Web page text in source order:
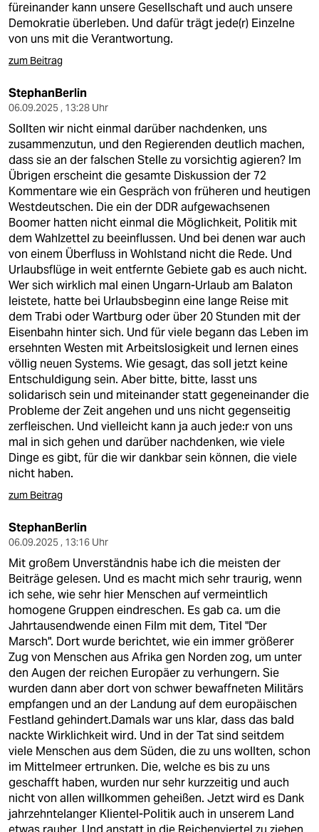
füreinander kann unsere Gesellschaft und auch unsere
Demokratie überleben. Und dafür trägt jede(r) Einzelne
von uns mit die Verantwortung.
zum Beitrag
StephanBerlin
06.09.2025 , 13:28 Uhr
Sollten wir nicht einmal darüber nachdenken, uns
zusammenzutun, und den Regierenden deutlich machen,
dass sie an der falschen Stelle zu vorsichtig agieren? Im
Übrigen erscheint die gesamte Diskussion der 72
Kommentare wie ein Gespräch von früheren und heutigen
Westdeutschen. Die ein der DDR aufgewachsenen
Boomer hatten nicht einmal die Möglichkeit, Politik mit
dem Wahlzettel zu beeinflussen. Und bei denen war auch
von einem Überfluss in Wohlstand nicht die Rede. Und
Urlaubsflüge in weit entfernte Gebiete gab es auch nicht.
Wer sich wirklich mal einen Ungarn-Urlaub am Balaton
leistete, hatte bei Urlaubsbeginn eine lange Reise mit
dem Trabi oder Wartburg oder über 20 Stunden mit der
Eisenbahn hinter sich. Und für viele begann das Leben im
ersehnten Westen mit Arbeitslosigkeit und lernen eines
völlig neuen Systems. Wie gesagt, das soll jetzt keine
Entschuldigung sein. Aber bitte, bitte, lasst uns
solidarisch sein und miteinander statt gegeneinander die
Probleme der Zeit angehen und uns nicht gegenseitig
zerfleischen. Und vielleicht kann ja auch jede:r von uns
mal in sich gehen und darüber nachdenken, wie viele
Dinge es gibt, für die wir dankbar sein können, die viele
nicht haben.
zum Beitrag
StephanBerlin
06.09.2025 , 13:16 Uhr
Mit großem Unverständnis habe ich die meisten der
Beiträge gelesen. Und es macht mich sehr traurig, wenn
ich sehe, wie sehr hier Menschen auf vermeintlich
homogene Gruppen eindreschen. Es gab ca. um die
Jahrtausendwende einen Film mit dem, Titel "Der
Marsch". Dort wurde berichtet, wie ein immer größerer
Zug von Menschen aus Afrika gen Norden zog, um unter
den Augen der reichen Europäer zu verhungern. Sie
wurden dann aber dort von schwer bewaffneten Militärs
empfangen und an der Landung auf dem europäischen
Festland gehindert.Damals war uns klar, dass das bald
nackte Wirklichkeit wird. Und in der Tat sind seitdem
viele Menschen aus dem Süden, die zu uns wollten, schon
im Mittelmeer ertrunken. Die, welche es bis zu uns
geschafft haben, wurden nur sehr kurzzeitig und auch
nicht von allen willkommen geheißen. Jetzt wird es Dank
jahrzehntelanger Klientel-Politik auch in unserem Land